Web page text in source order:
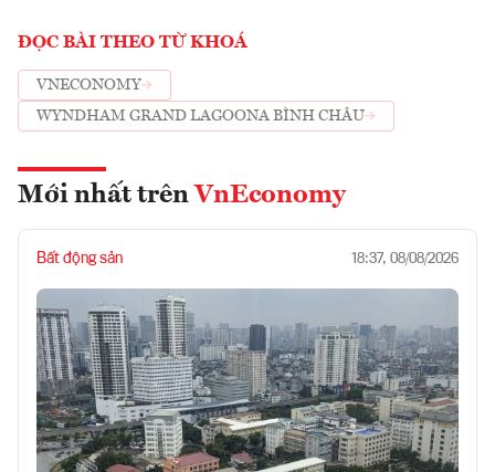
ĐỌC BÀI THEO TỪ KHOÁ
VNECONOMY
WYNDHAM GRAND LAGOONA BÌNH CHÂU
Mới nhất trên VnEconomy
Bất động sản 18:37, 08/08/2026